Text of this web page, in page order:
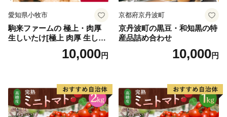
愛知県小牧市
駒来ファームの 極上・肉厚
生しいたけ[極上 肉厚 生しい
たけ 生シイタケ 生椎茸 安心
安全 国産 採れたて 新鮮 きの
10,000円
京都府京丹波町
京丹波町の黒豆・和知黒の特
産品詰め合わせ
10,000円